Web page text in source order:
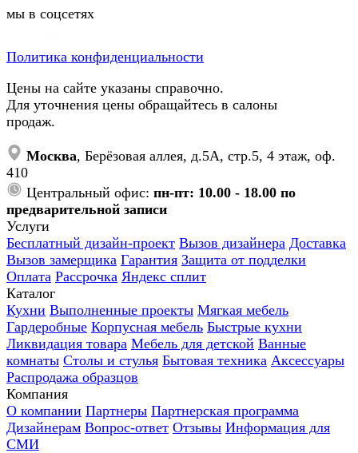
мы в соцсетях
Политика конфиденциальности
Цены на сайте указаны справочно.
Для уточнения цены обращайтесь в салоны
продаж.
Москва, Берёзовая аллея, д.5А, стр.5, 4 этаж, оф.
410
Центральный офис: пн-пт: 10.00 - 18.00 по
предварительной записи
Услуги
Бесплатный дизайн-проект Вызов дизайнера Доставка
Вызов замерщика Гарантия Защита от подделки
Оплата Рассрочка Яндекс сплит
Каталог
Кухни Выполненные проекты Мягкая мебель
Гардеробные Корпусная мебель Быстрые кухни
Ликвидация товара Мебель для детской Ванные
комнаты Столы и стулья Бытовая техника Аксессуары
Распродажа образцов
Компания
О компании Партнеры Партнерская программа
Дизайнерам Вопрос-ответ Отзывы Информация для
СМИ